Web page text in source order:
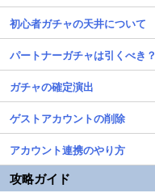
初心者ガチャの天井について
パートナーガチャは引くべき？
ガチャの確定演出
ゲストアカウントの削除
アカウント連携のやり方
攻略ガイド